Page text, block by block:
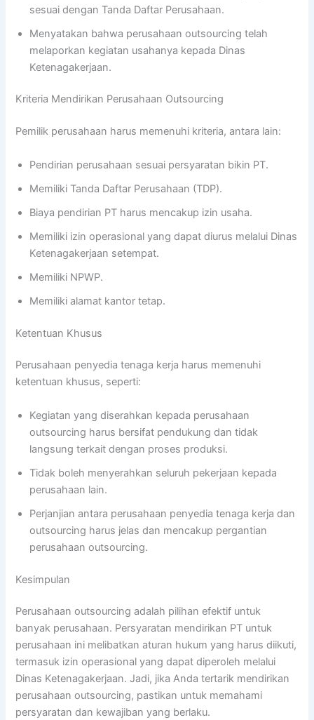
sesuai dengan Tanda Daftar Perusahaan.
Menyatakan bahwa perusahaan outsourcing telah
melaporkan kegiatan usahanya kepada Dinas
Ketenagakerjaan.
Kriteria Mendirikan Perusahaan Outsourcing
Pemilik perusahaan harus memenuhi kriteria, antara lain:
Pendirian perusahaan sesuai persyaratan bikin PT.
Memiliki Tanda Daftar Perusahaan (TDP).
Biaya pendirian PT harus mencakup izin usaha.
Memiliki izin operasional yang dapat diurus melalui Dinas
Ketenagakerjaan setempat.
Memiliki NPWP.
Memiliki alamat kantor tetap.
Ketentuan Khusus
Perusahaan penyedia tenaga kerja harus memenuhi
ketentuan khusus, seperti:
Kegiatan yang diserahkan kepada perusahaan
outsourcing harus bersifat pendukung dan tidak
langsung terkait dengan proses produksi.
Tidak boleh menyerahkan seluruh pekerjaan kepada
perusahaan lain.
Perjanjian antara perusahaan penyedia tenaga kerja dan
outsourcing harus jelas dan mencakup pergantian
perusahaan outsourcing.
Kesimpulan
Perusahaan outsourcing adalah pilihan efektif untuk
banyak perusahaan. Persyaratan mendirikan PT untuk
perusahaan ini melibatkan aturan hukum yang harus diikuti,
termasuk izin operasional yang dapat diperoleh melalui
Dinas Ketenagakerjaan. Jadi, jika Anda tertarik mendirikan
perusahaan outsourcing, pastikan untuk memahami
persyaratan dan kewajiban yang berlaku.